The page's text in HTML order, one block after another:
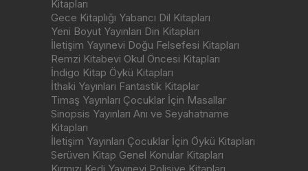
Kitapları
Gece Kitaplığı Yabancı Dil Kitapları
Yeni Boyut Yayınları Din Kitapları
İletişim Yayınevi Doğu Felsefesi Kitapları
Remzi Kitabevi Okul Öncesi Kitapları
İndigo Kitap Öykü Kitapları
İthaki Yayınları Fantastik Kitaplar
Timaş Yayınları Çocuklar İçin Masallar
Sinopsis Yayınları Anı ve Seyahatname
Kitapları
İletişim Yayınları Çocuklar İçin Öykü Kitapları
Serüven Kitap Genel Konular Kitapları